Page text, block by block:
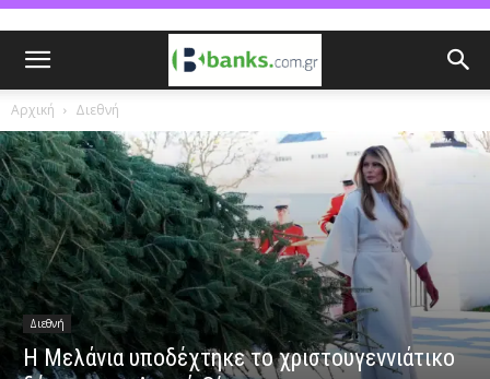
Αρχική Διεθνή
Διεθνή
Η Μελάνια υποδέχτηκε το χριστουγεννιάτικο